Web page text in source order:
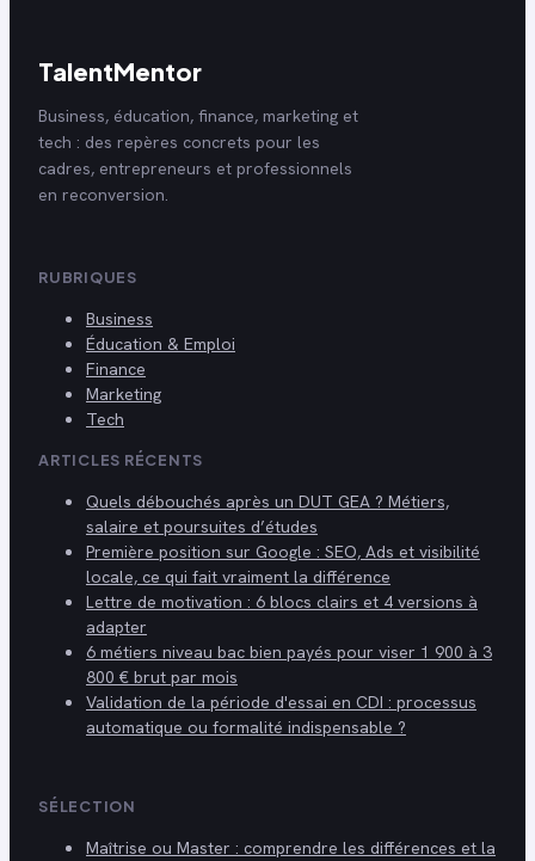
TalentMentor
Business, éducation, finance, marketing et
tech : des repères concrets pour les
cadres, entrepreneurs et professionnels
en reconversion.
RUBRIQUES
Business
Éducation & Emploi
Finance
Marketing
Tech
ARTICLES RÉCENTS
Quels débouchés après un DUT GEA ? Métiers,
salaire et poursuites d’études
Première position sur Google : SEO, Ads et visibilité
locale, ce qui fait vraiment la différence
Lettre de motivation : 6 blocs clairs et 4 versions à
adapter
6 métiers niveau bac bien payés pour viser 1 900 à 3
800 € brut par mois
Validation de la période d'essai en CDI : processus
automatique ou formalité indispensable ?
SÉLECTION
Maîtrise ou Master : comprendre les différences et la